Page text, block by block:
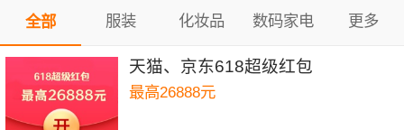
全部 服装 化妆品 数码家电 更多
天猫、京东618超级红包
最高26888元